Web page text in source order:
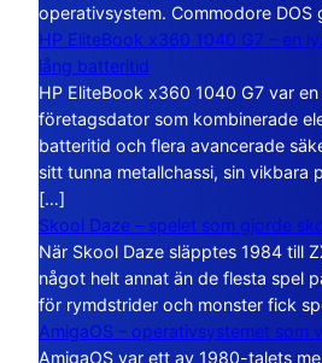
operativsystem. Commodore
HP EliteBook x360 1040 G7 – en
lång batteritid
HP EliteBook x360 1040 G7 var
företagsdator som kombinerade
batteritid och flera avancerade
sitt tunna metallchassi, sin vikbara
[…]
Skool Daze – spelet som gjorde
När Skool Daze släpptes 1984 till
något helt annat än de flesta spel
för rymdstrider och monster fick
AmigaOS – operativsystemet som
AmigaOS var ett av 1980-talets